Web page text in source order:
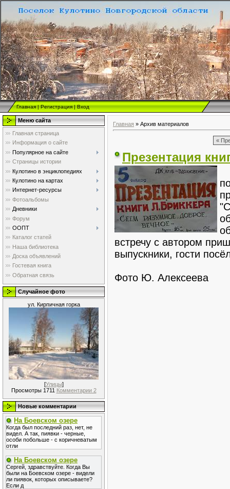
Главная|Регистрация|Вход
Меню сайта
Главная страница
Информация о сайте
Популярное на сайте
Страницы истории
Кулотино в энциклопедиях
Кулотино на картах
Интернет-ресурсы
Фотоальбомы
Дневники
Форум
ООПТ
Каталог статей
Наша библиотека
Доска объявлений
Гостевая книга
Обратная связь
Случайное фото
ул. Кирпичная горка
[Улицы]
Просмотры 1711 Комментарии 2
Новые комментарии
На Боевском озере
Когда был последний раз, нет, не
видел. А так, пиявки - черные,
особи побольше - с коричневатым
отли
На Боевском озере
Сергей, здравствуйте. Когда Вы
были на Боевском озере - видели
ли пиявок, которых описываете?
Если д
Главная » Архив материалов
«
Презентация
встречу с автором
выпускники, гости
Фото Ю. Алексеева